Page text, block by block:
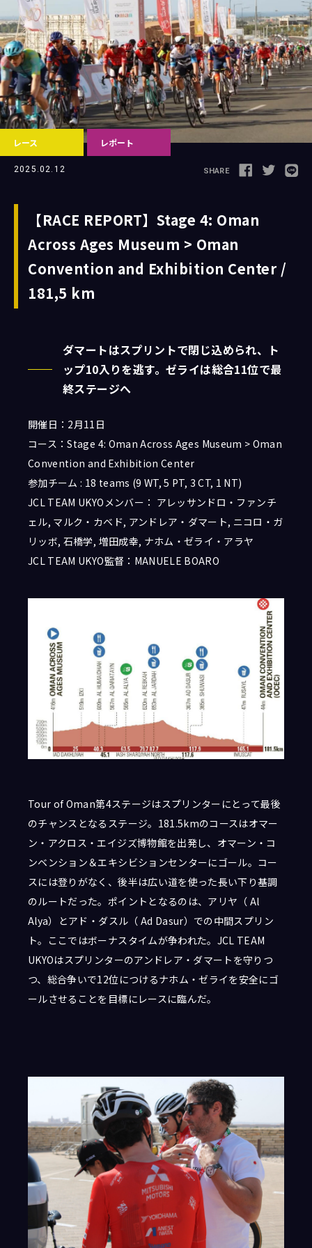
Follow us
JCL LEAGUE HP
レース レポート
2025.02.12 SHARE
【RACE REPORT】Stage 4: Oman
Across Ages Museum > Oman
Convention and Exhibition Center /
181,5 km
ダマートはスプリントで閉じ込められ、ト
ップ10入りを逃す。ゼライは総合11位で最
終ステージへ
開催日：2月11日
コース：Stage 4: Oman Across Ages Museum > Oman
Convention and Exhibition Center
参加チーム : 18 teams (9 WT, 5 PT, 3 CT, 1 NT)
JCL TEAM UKYOメンバー： アレッサンドロ・ファンチ
ェル, マルク・カベド, アンドレア・ダマート, ニコロ・ガ
リッボ, 石橋学, 増田成幸, ナホム・ゼライ・アラヤ
JCL TEAM UKYO監督：MANUELE BOARO
Tour of Oman第4ステージはスプリンターにとって最後
のチャンスとなるステージ。181.5kmのコースはオマー
ン・アクロス・エイジズ博物館を出発し、オマーン・コ
ンベンション＆エキシビションセンターにゴール。コー
スには登りがなく、後半は広い道を使った長い下り基調
のルートだった。ポイントとなるのは、アリヤ（ Al
Alya）とアド・ダスル（ Ad Dasur）での中間スプリン
ト。ここではボーナスタイムが争われた。JCL TEAM
UKYOはスプリンターのアンドレア・ダマートを守りつ
つ、総合争いで12位につけるナホム・ゼライを安全にゴ
ールさせることを目標にレースに臨んだ。